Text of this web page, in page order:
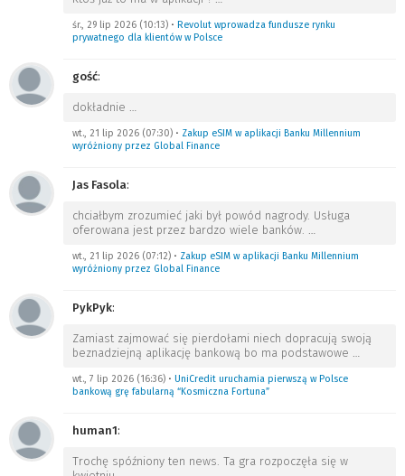
śr., 29 lip 2026 (10:13) • Revolut wprowadza fundusze rynku
prywatnego dla klientów w Polsce
gość:
dokładnie …
wt., 21 lip 2026 (07:30) • Zakup eSIM w aplikacji Banku Millennium
wyróżniony przez Global Finance
Jas Fasola:
chciałbym zrozumieć jaki był powód nagrody. Usługa
oferowana jest przez bardzo wiele banków. …
wt., 21 lip 2026 (07:12) • Zakup eSIM w aplikacji Banku Millennium
wyróżniony przez Global Finance
PykPyk:
Zamiast zajmować się pierdołami niech dopracują swoją
beznadziejną aplikację bankową bo ma podstawowe …
wt., 7 lip 2026 (16:36) • UniCredit uruchamia pierwszą w Polsce
bankową grę fabularną “Kosmiczna Fortuna”
human1:
Trochę spóźniony ten news. Ta gra rozpoczęła się w